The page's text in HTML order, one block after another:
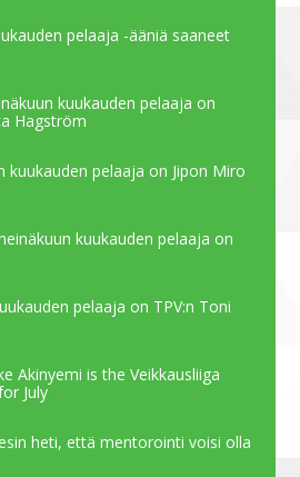
pelaaja -ääniä saaneet
kuukauden pelaaja on
Hagström
kuukauden pelaaja on Jipon Miro
kuukauden pelaaja on
pelaaja on TPV:n Toni
Akinyemi is the Veikkausliiga
July
heti, että mentorointi voisi olla